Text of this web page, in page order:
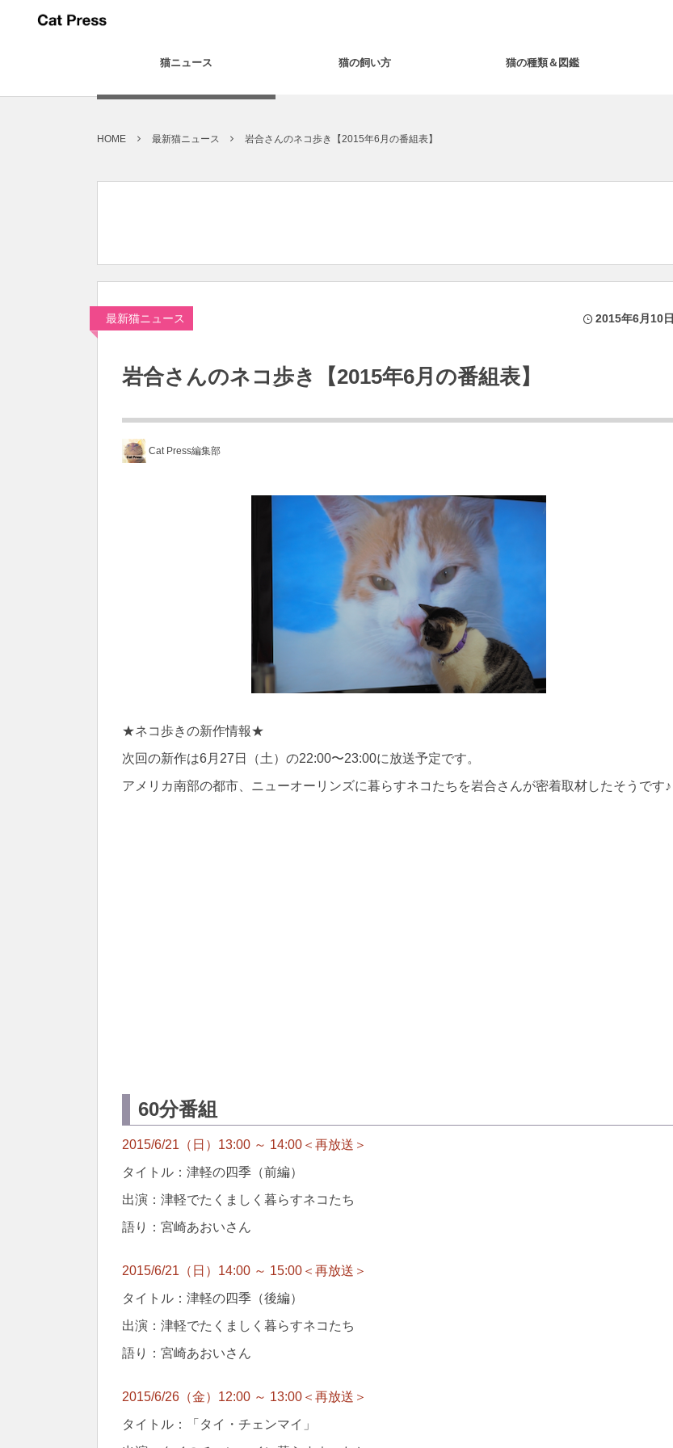
猫ニュース 猫の飼い方 猫の種類＆図鑑
HOME 最新猫ニュース 岩合さんのネコ歩き【2015年6月の番組表】
最新猫ニュース 2015年6月10日
岩合さんのネコ歩き【2015年6月の番組表】
Cat Press編集部
★ネコ歩きの新作情報★
次回の新作は6月27日（土）の22:00〜23:00に放送予定です。
アメリカ南部の都市、ニューオーリンズに暮らすネコたちを岩合さんが密着取材したそうです♪
60分番組
2015/6/21（日）13:00 ～ 14:00＜再放送＞
タイトル：津軽の四季（前編）
出演：津軽でたくましく暮らすネコたち
語り：宮崎あおいさん
2015/6/21（日）14:00 ～ 15:00＜再放送＞
タイトル：津軽の四季（後編）
出演：津軽でたくましく暮らすネコたち
語り：宮崎あおいさん
2015/6/26（金）12:00 ～ 13:00＜再放送＞
タイトル：「タイ・チェンマイ」